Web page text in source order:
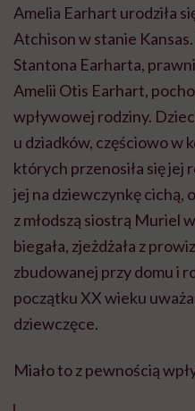
Amelia Earhart urodziła
Atchison w stanie
Stantona Earharta,
Amelii Otis Earhart,
wpływowej rodziny.
u dziadków, częściowo w
których przenosiła się
jej na dziewczynkę cichą,
z młodszą siostrą Muriel
biegała, zjeżdżała z
zbudowanej przy domu i
początku XX wieku
dziewczęce.
Miało to z pewnością